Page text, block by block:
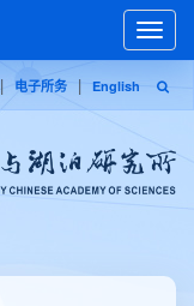
| 电子所务 | English
Toggle